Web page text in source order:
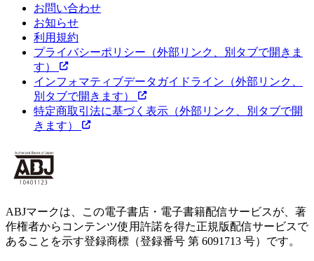
お問い合わせ
お知らせ
利用規約
プライバシーポリシー （外部リンク、別タブで開きま
す）
インフォマティブデータガイドライン （外部リンク、
別タブで開きます）
特定商取引法に基づく表示 （外部リンク、別タブで開
きます）
ABJマークは、この電子書店・電子書籍配信サービスが、著
作権者からコンテンツ使用許諾を得た正規版配信サービスで
あることを示す登録商標（登録番号 第 6091713 号）です。